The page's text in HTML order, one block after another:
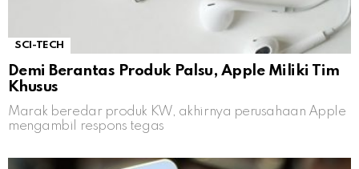
SCI-TECH
Demi Berantas Produk Palsu, Apple Miliki Tim
Khusus
Marak beredar produk KW, akhirnya perusahaan Apple
mengambil respons tegas